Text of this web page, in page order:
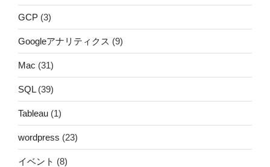
GCP (3)
Googleアナリティクス (9)
Mac (31)
SQL(39)
Tableau (1)
wordpress (23)
イベント (8)